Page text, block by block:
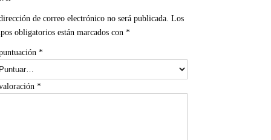
de correo electrónico no será publicada. Los
obligatorios están marcados con *
*
*